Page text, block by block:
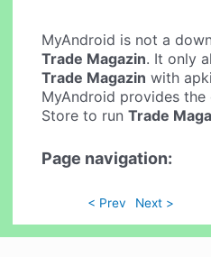
MyAndroid is not a
Trade Magazin. It only
Trade Magazin with
MyAndroid provides
Store to runTrade
Page navigation:
< Prev Next >